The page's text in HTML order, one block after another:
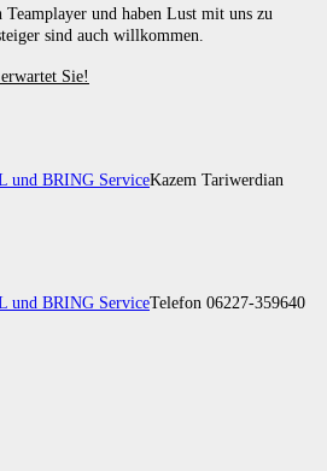
und haben Lust mit uns zu
sind auch willkommen.
erwartet Sie!
Kazem Tariwerdian
Telefon 06227-359640